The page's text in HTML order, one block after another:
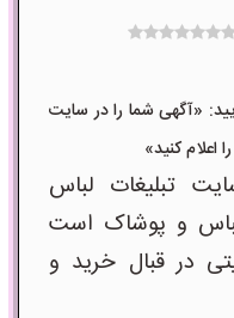
«آگهی شما را در سایت
تبلیغات لباس
و پوشاک است
در قبال خرید و